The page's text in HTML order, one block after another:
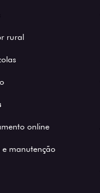
rural
online
e manutenção